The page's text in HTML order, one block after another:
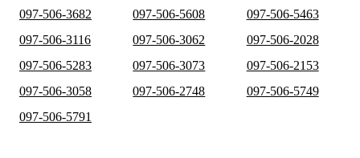
097-506-3682
097-506-5608
097-506-5463
097-506-3116
097-506-3062
097-506-2028
097-506-5283
097-506-3073
097-506-2153
097-506-3058
097-506-2748
097-506-5749
097-506-5791